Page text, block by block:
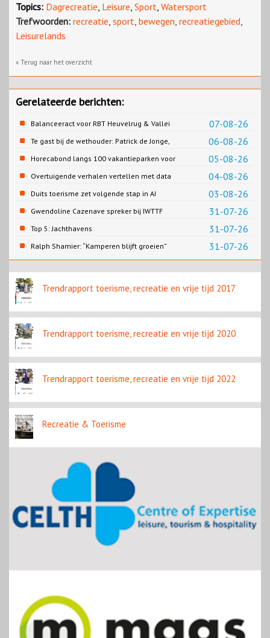
Topics: Dagrecreatie, Leisure, Sport, Watersport
Trefwoorden: recreatie, sport, bewegen, recreatiegebied,
Leisurelands
« Terug naar het overzicht
Gerelateerde berichten:
07-08-26
Balanceeract voor RBT Heuvelrug & Vallei
06-08-26
Te gast bij de wethouder: Patrick de Jonge,
Gemeente Emmen
05-08-26
Horecabond langs 100 vakantieparken voor
Cao-recreatie
04-08-26
Overtuigende verhalen vertellen met data
03-08-26
Duits toerisme zet volgende stap in AI
content
31-07-26
Gwendoline Cazenave spreker bij IWTTF
congres in Utrecht
31-07-26
Top 5: Jachthavens
31-07-26
Ralph Shamier: “Kamperen blijft groeien”
Trendrapport toerisme, recreatie en vrije tijd 2017
Trendrapport toerisme, recreatie en vrije tijd 2020
Trendrapport toerisme, recreatie en vrije tijd 2022
Recreatie & Toerisme